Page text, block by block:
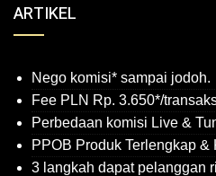
ARTIKEL
Nego komisi* sampai jodoh.
Fee PLN Rp. 3.650*/
Perbedaan komisi Live &
PPOB Produk Terlengkap &
3 langkah dapat pelanggan